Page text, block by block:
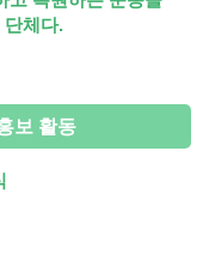
단체다.
보 활동